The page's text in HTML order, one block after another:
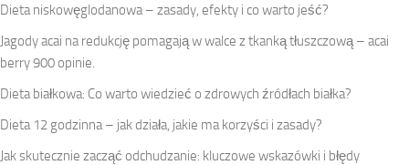
Dieta niskowęglodanowa – zasady, efekty i co warto jeść?
Jagody acai na redukcję pomagają w walce z tkanką tłuszczową – acai
berry 900 opinie.
Dieta białkowa: Co warto wiedzieć o zdrowych źródłach białka?
Dieta 12 godzinna – jak działa, jakie ma korzyści i zasady?
Jak skutecznie zacząć odchudzanie: kluczowe wskazówki i błędy